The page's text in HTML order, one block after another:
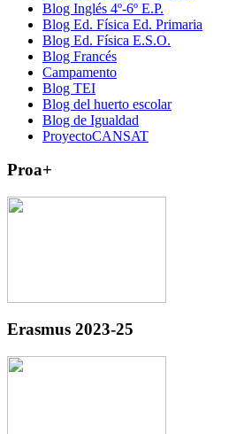
Blog Inglés 4º-6º E.P.
Blog Ed. Física Ed. Primaria
Blog Ed. Física E.S.O.
Blog Francés
Campamento
Blog TEI
Blog del huerto escolar
Blog de Igualdad
ProyectoCANSAT
Proa+
Erasmus 2023-25